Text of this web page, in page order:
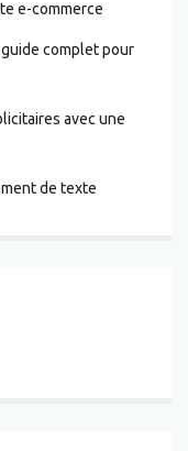
e-commerce
complet pour
avec une
de texte